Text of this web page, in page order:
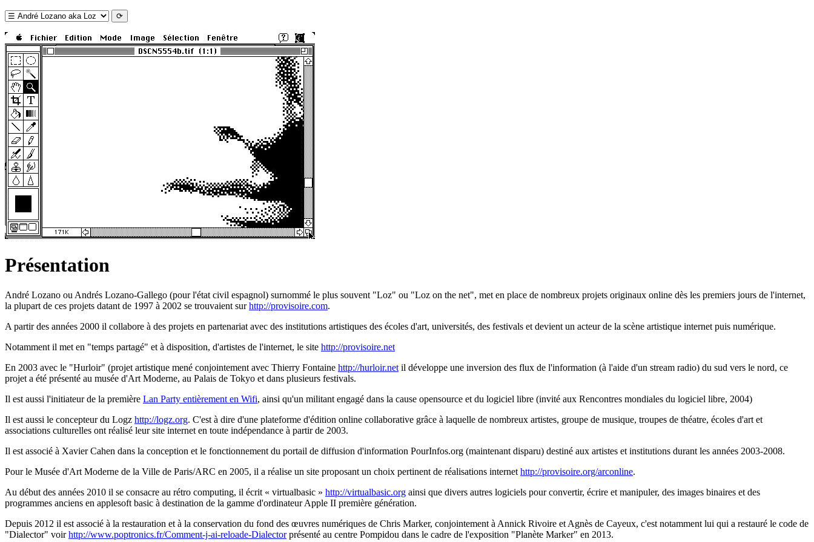
Présentation
André Lozano ou Andrés Lozano-Gallego (pour l'état civil espagnol) surnommé le plus souvent "Loz" ou "Loz on the net", met en place de nombreux projets originaux online dès les premiers jours de l'internet,
la plupart de ces projets datant de 1997 à 2002 se trouvaient surhttp://provisoire.com.
A partir des années 2000 il collabore à des projets en partenariat avec des institutions artistiques des écoles d'art, universités, des festivals et devient un acteur de la scène artistique internet puis numérique.
Notamment il met en "temps partagé" et à disposition, d'artistes de l'internet, le site http://provisoire.net
En 2003 avec le "Hurloir" (projet artistique mené conjointement avec Thierry Fontaine http://hurloir.net il développe une inversion des flux de l'information (à l'aide d'un stream radio) du sud vers le nord, ce
projet a été présenté au musée d'Art Moderne, au Palais de Tokyo et dans plusieurs festivals.
Il est aussi l'initiateur de la première Lan Party entièrement en Wifi, ainsi qu'un militant engagé dans la cause opensource et du logiciel libre (invité aux Rencontres mondiales du logiciel libre, 2004)
Il est aussi le concepteur du Logz http://logz.org. C'est à dire d'une plateforme d'édition online collaborative grâce à laquelle de nombreux artistes, groupe de musique, troupes de théatre, écoles d'art et
associations culturelles ont réalisé leur site internet en toute indépendance à partir de 2003.
Il est associé à Xavier Cahen dans la conception et le fonctionnement du portail de diffusion d'information PourInfos.org (maintenant disparu) destiné aux artistes et institutions durant les années 2003-2008.
Pour le Musée d'Art Moderne de la Ville de Paris/ARC en 2005, il a réalise un site proposant un choix pertinent de réalisations internet http://provisoire.org/arconline.
Au début des années 2010 il se consacre au rétro computing, il écrit « virtualbasic » http://virtualbasic.org ainsi que divers autres logiciels pour convertir, écrire et manipuler, des images binaires et des
programmes anciens en applesoft basic à destination de la gamme d'ordinateur Apple II première génération.
Depuis 2012 il est associé à la restauration et à la conservation du fond des œuvres numériques de Chris Marker, conjointement à Annick Rivoire et Agnès de Cayeux, c'est notamment lui qui a restauré le code de
"Dialector" voirhttp://www.poptronics.fr/Comment-j-ai-reloade-Dialectorprésenté au centre Pompidou dans le cadre de l'exposition "Planète Marker" en 2013.